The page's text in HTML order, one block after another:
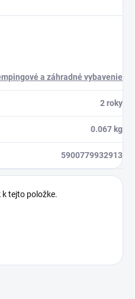
a záhradné vybavenie
2 roky
0.067 kg
5900779932913
tejto položke.